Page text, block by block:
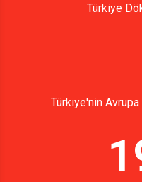
Türkiye
Türkiye'nin Avrupa